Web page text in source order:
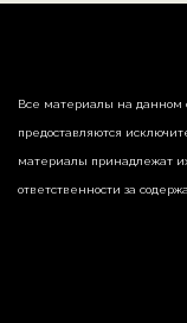
Все материалы на данном
предоставляются
материалы принадлежат
ответственности за